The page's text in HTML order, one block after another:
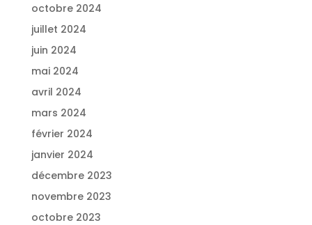
octobre 2024
juillet 2024
juin 2024
mai 2024
avril 2024
mars 2024
février 2024
janvier 2024
décembre 2023
novembre 2023
octobre 2023